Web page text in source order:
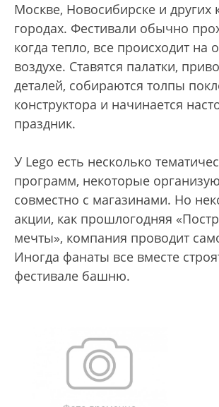
Москве, Новосибирске и других
городах. Фестивали обычно
когда тепло, все происходит на
воздухе. Ставятся палатки,
деталей, собираются толпы
конструктора и начинается
праздник.
У Lego есть несколько
программ, некоторые
совместно с магазинами. Но
акции, как прошлогодняя
мечты», компания проводит
Иногда фанаты все вместе
фестивале башню.